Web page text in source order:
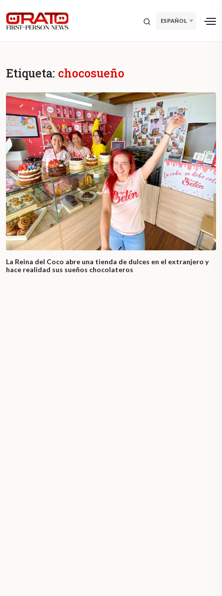
ESPAÑOL
Etiqueta: chocosueño
La Reina del Coco abre una tienda de dulces en el extranjero y
hace realidad sus sueños chocolateros